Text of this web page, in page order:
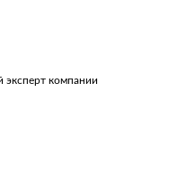
эксперт компании